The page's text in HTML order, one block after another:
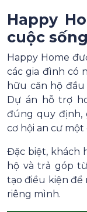
Happy
cuộc
Happy Home
các gia đình có
hữu căn hộ
Dự án hỗ trợ
đúng quy định,
cơ hội an cư
Đặc biệt, khách
hộ và trả góp
tạo điều kiện để
riêng mình.